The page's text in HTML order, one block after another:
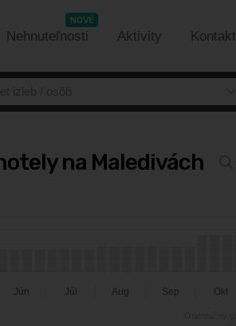
Nehnuteľnosti
NOVÉ
Aktivity Kontakt
na Maledivách
Jún Júl Aug Sep Okt